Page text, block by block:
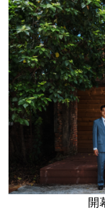
開